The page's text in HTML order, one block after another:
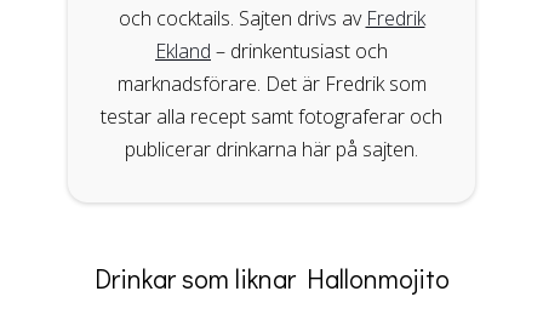
och cocktails. Sajten drivs av Fredrik
Ekland – drinkentusiast och
marknadsförare. Det är Fredrik som
testar alla recept samt fotograferar och
publicerar drinkarna här på sajten.
Drinkar som liknar Hallonmojito